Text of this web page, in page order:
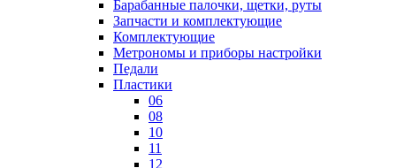
Барабанные палочки, щетки, руты
Запчасти и комплектующие
Комплектующие
Метрономы и приборы настройки
Педали
Пластики
06
08
10
11
12